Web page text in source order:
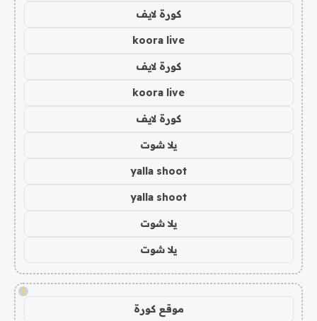
كورة لايف
koora live
كورة لايف
koora live
كورة لايف
يلا شوت
yalla shoot
yalla shoot
يلا شوت
يلا شوت
!
موقع كورة